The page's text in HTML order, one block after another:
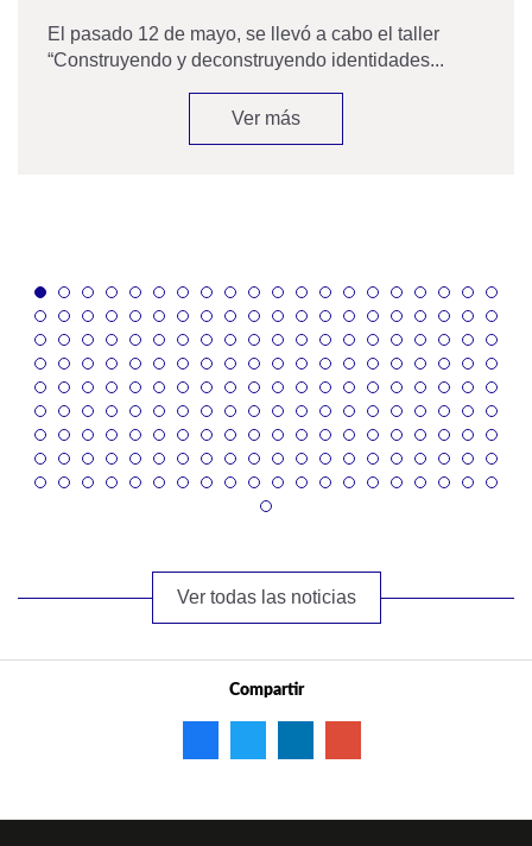
El pasado 12 de mayo, se llevó a cabo el taller
“Construyendo y deconstruyendo identidades...
Ver más
Ver todas las noticias
Compartir